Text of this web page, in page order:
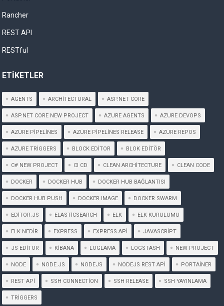
Rancher
REST API
RESTful
ETIKETLER
AGENTS ARCHITECTURAL ASP.NET CORE
ASP.NET CORE NEW PROJECT AZURE AGENTS AZURE DEVOPS
AZURE PIPELINES AZURE PIPELINES RELEASE AZURE REPOS
AZURE TRIGGERS BLOCK EDITOR BLOK EDITÖR
C# NEW PROJECT CI CD CLEAN ARCHITECTURE CLEAN CODE
DOCKER DOCKER HUB DOCKER HUB BAĞLANTISI
DOCKER HUB PUSH DOCKER IMAGE DOCKER SWARM
EDITOR.JS ELASTICSEARCH ELK ELK KURULUMU
ELK NEDIR EXPRESS EXPRESS API JAVASCRIPT
JS EDITOR KIBANA LOGLAMA LOGSTASH NEW PROJECT
NODE NODE.JS NODEJS NODEJS REST API PORTAINER
REST API SSH CONNECTION SSH RELEASE SSH YAYINLAMA
TRIGGERS